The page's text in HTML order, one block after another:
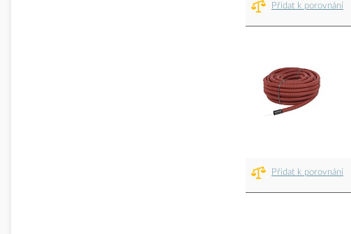
Přidat k porovnání
Přidat k porovnání